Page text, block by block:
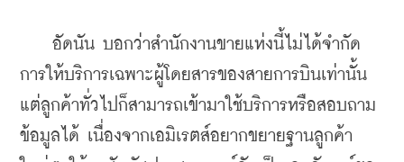
อัดนัน บอกว่าสำนักงานขายแห่งนี้ไม่ได้จำกัด
การให้บริการเฉพาะผู้โดยสารของสายการบินเท่านั้น
แต่ลูกค้าทั่วไปก็สามารถเข้ามาใช้บริการหรือสอบถาม
ข้อมูลได้ เนื่องจากเอมิเรตส์อยากขยายฐานลูกค้า